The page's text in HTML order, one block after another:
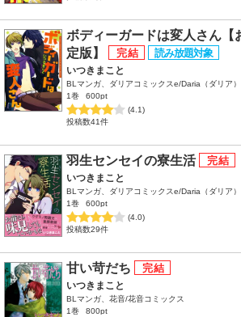
ボディーガードは変人さん【
定版】
いつきまこと
BLマンガ、ダリアコミックスe/Daria（ダリア）
1巻
600pt
(4.1)
投稿数41件
羽生センセイの寮生活
いつきまこと
BLマンガ、ダリアコミックスe/Daria（ダリア）
1巻
600pt
(4.0)
投稿数29件
甘い苛だち
いつきまこと
BLマンガ、花音/花音コミックス
1巻
800pt